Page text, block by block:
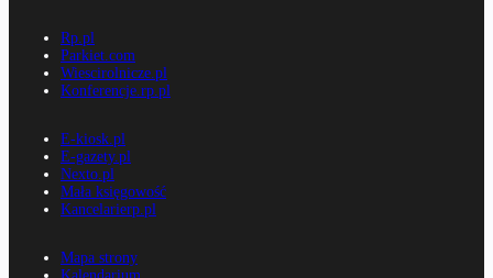
Rp.pl
Parkiet.com
Wiescirolnicze.pl
Konferencje.rp.pl
E-kiosk.pl
E-gazety.pl
Nexto.pl
Mała księgowość
Kancelarierp.pl
Mapa strony